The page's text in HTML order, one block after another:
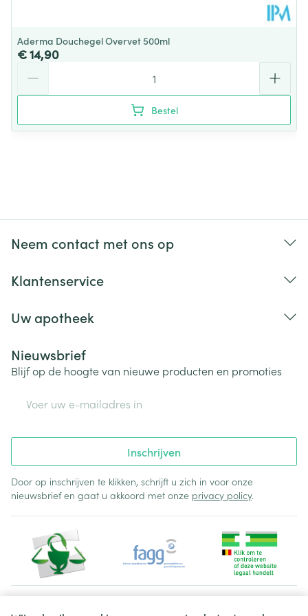
Aderma Douchegel Overvet 500ml
€ 14,90
Bestel
Neem contact met ons op
Klantenservice
Uw apotheek
Nieuwsbrief
Blijf op de hoogte van nieuwe producten en promoties
Inschrijven
Door op inschrijven te klikken, schrijft u zich in voor onze
nieuwsbrief en gaat u akkoord met onze privacy policy.
Juridische links